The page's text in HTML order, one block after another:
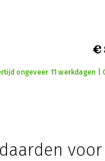
€
ongeveer 11 werkdagen |
voor